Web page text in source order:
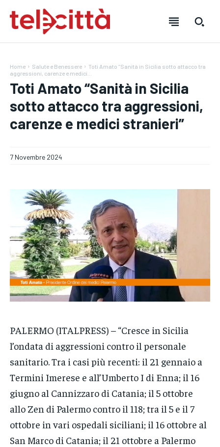
HOME
DIRETTA TELECITTÀ
NOTIZIE
CRONACA
VENETO
POLITICA
ECONOMIA
SPORT
CONTATTI
HOME
DIRETTA TELECITTÀ
NOTIZIE
CRONACA
VENETO
POLITICA
ECONOMIA
SPORT
CONTATTI
HOME
DIRETTA TELECITTÀ
NOTIZIE
CRONACA
VENETO
POLITICA
ECONOMIA
SPORT
CONTATTI
Home Salute e Benessere
Toti Amato “Sanità in Sicilia sotto attacco tra
aggressioni, carenze e medici...
Toti Amato “Sanità in Sicilia
sotto attacco tra aggressioni,
carenze e medici stranieri”
7 Novembre 2024
PALERMO (ITALPRESS) – “Cresce in Sicilia
l’ondata di aggressioni contro il personale
sanitario. Tra i casi più recenti: il 21 gennaio a
Termini Imerese e all’Umberto I di Enna; il 16
giugno al Cannizzaro di Catania; il 5 ottobre
allo Zen di Palermo contro il 118; tra il 5 e il 7
ottobre in vari ospedali siciliani; il 16 ottobre al
San Marco di Catania; il 21 ottobre a Palermo